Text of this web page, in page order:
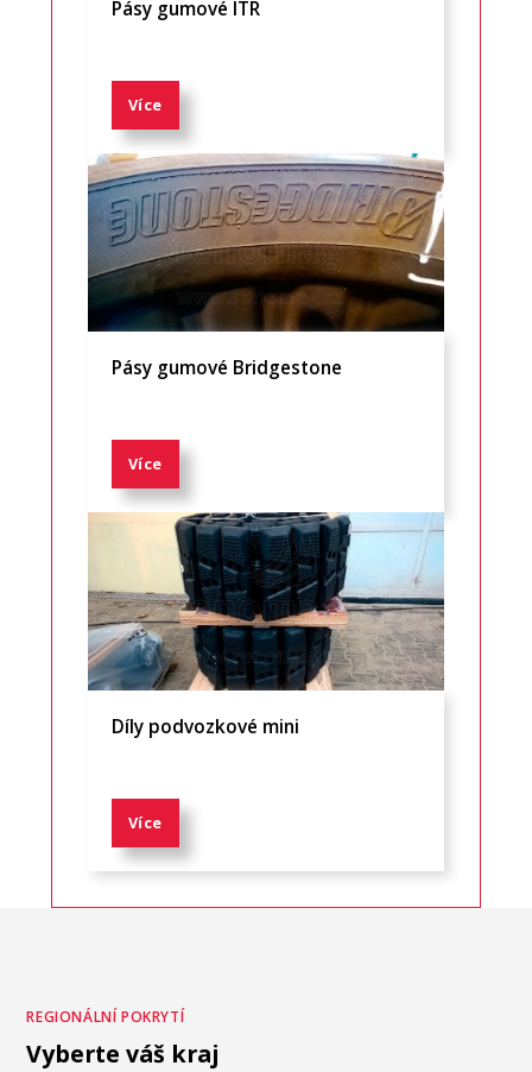
Pásy gumové ITR
Více
Pásy gumové Bridgestone
Více
Díly podvozkové mini
Více
REGIONÁLNÍ POKRYTÍ
Vyberte váš kraj